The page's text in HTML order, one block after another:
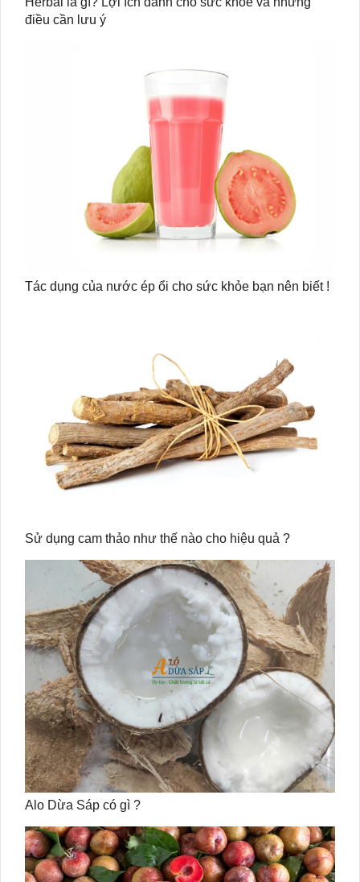
điều cần lưu ý
Tác dụng của nước ép ổi cho sức khỏe bạn nên biết !
Sử dụng cam thảo như thế nào cho hiệu quả ?
Alo Dừa Sáp có gì ?